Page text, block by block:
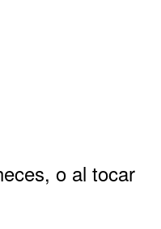
o al tocar